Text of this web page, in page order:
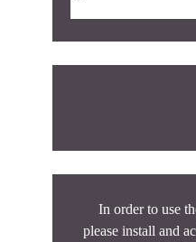
In order to use
please install and